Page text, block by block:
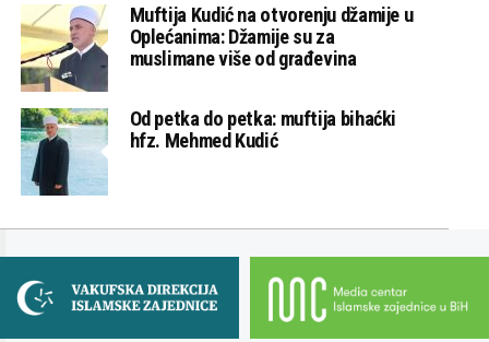
Muftija Kudić na otvorenju džamije u
Oplećanima: Džamije su za
muslimane više od građevina
Od petka do petka: muftija bihaćki
hfz. Mehmed Kudić